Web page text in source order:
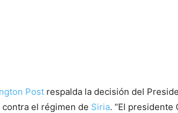
Post respalda la decisión del
el régimen de Siria. “El